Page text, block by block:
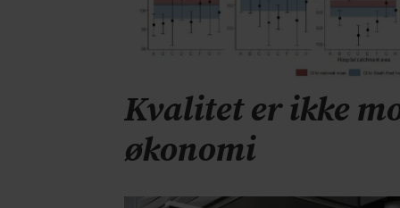
Kvalitet er ikke
økonomi